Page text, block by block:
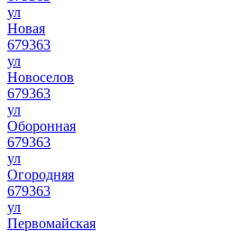
ул
Новая
679363
ул
Новоселов
679363
ул
Оборонная
679363
ул
Огородняя
679363
ул
Первомайская